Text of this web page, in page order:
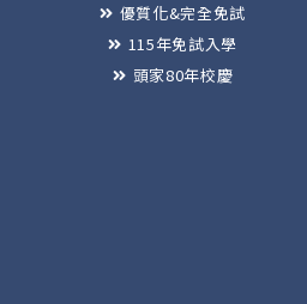
優質化&完全免試
115年免試入學
頭家80年校慶